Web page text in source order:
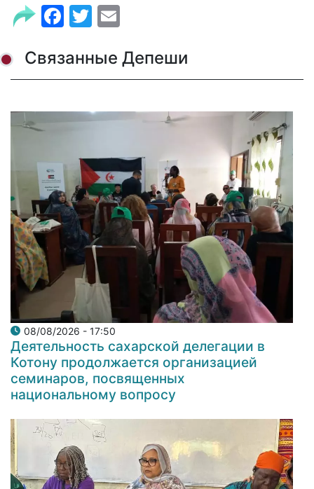
Facebook
Twitter
Связанные Депеши
08/08/2026 - 17:50
Деятельность сахарской делегации в
Котону продолжается организацией
семинаров, посвященных
национальному вопросу